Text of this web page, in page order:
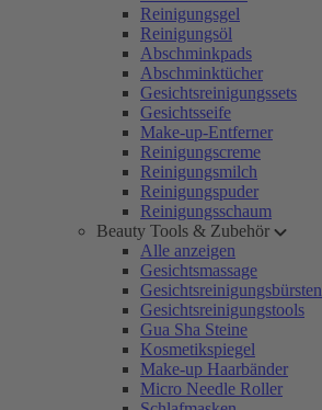
Reinigungsgel
Reinigungsöl
Abschminkpads
Abschminktücher
Gesichtsreinigungssets
Gesichtsseife
Make-up-Entferner
Reinigungscreme
Reinigungsmilch
Reinigungspuder
Reinigungsschaum
Beauty Tools & Zubehör
Alle anzeigen
Gesichtsmassage
Gesichtsreinigungsbürsten
Gesichtsreinigungstools
Gua Sha Steine
Kosmetikspiegel
Make-up Haarbänder
Micro Needle Roller